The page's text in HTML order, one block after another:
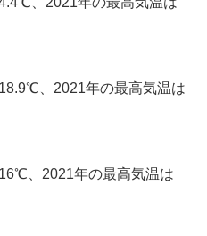
、2021年の最高気温は
、2021年の最高気温は